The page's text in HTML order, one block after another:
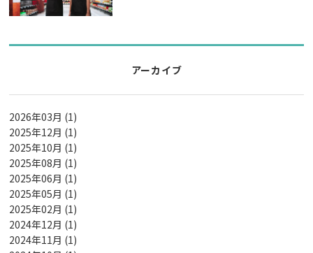
アーカイブ
2026年03月 (1)
2025年12月 (1)
2025年10月 (1)
2025年08月 (1)
2025年06月 (1)
2025年05月 (1)
2025年02月 (1)
2024年12月 (1)
2024年11月 (1)